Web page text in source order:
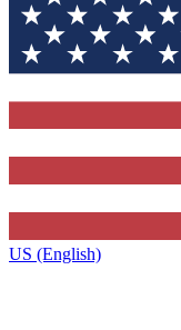
US (English)